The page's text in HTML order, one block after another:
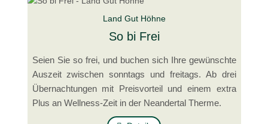
Land Gut Höhne
So bi Frei
Seien Sie so frei, und buchen sich Ihre gewünschte
Auszeit zwischen sonntags und freitags. Ab drei
Übernachtungen mit Preisvorteil und einem extra
Plus an Wellness-Zeit in der Neandertal Therme.